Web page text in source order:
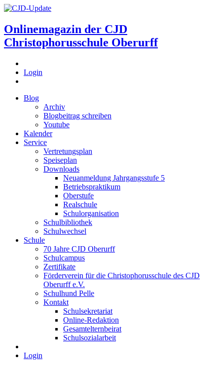
Onlinemagazin der CJD
Christophorusschule Oberurff
Login
Blog
Archiv
Blogbeitrag schreiben
Youtube
Kalender
Service
Vertretungsplan
Speiseplan
Downloads
Neuanmeldung Jahrgangsstufe 5
Betriebspraktikum
Oberstufe
Realschule
Schulorganisation
Schulbibliothek
Schulwechsel
Schule
70 Jahre CJD Oberurff
Schulcampus
Zertifikate
Förderverein für die Christophorusschule des CJD
Oberurff e.V.
Schulhund Pelle
Kontakt
Schulsekretariat
Online-Redaktion
Gesamtelternbeirat
Schulsozialarbeit
Login